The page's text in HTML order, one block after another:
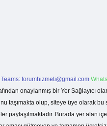
Teams: forumhizmeti@gmail.com
onaylanmış bir Yer
taşımakta olup, siteye üye olarak
paylaşılmaktadır. Burada yer